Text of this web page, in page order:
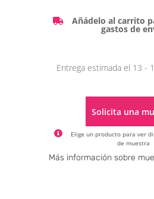
Añádelo al carrito
gastos de
Entrega estimada el 13 -
Solicita una
Elige un producto para ver
de muestra
Más información sobre